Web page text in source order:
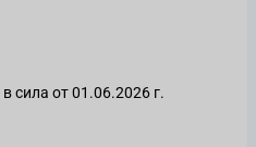
сила от 01.06.2026 г.